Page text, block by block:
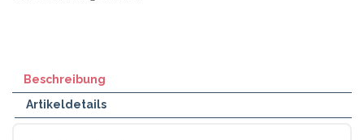
Beschreibung
Artikeldetails